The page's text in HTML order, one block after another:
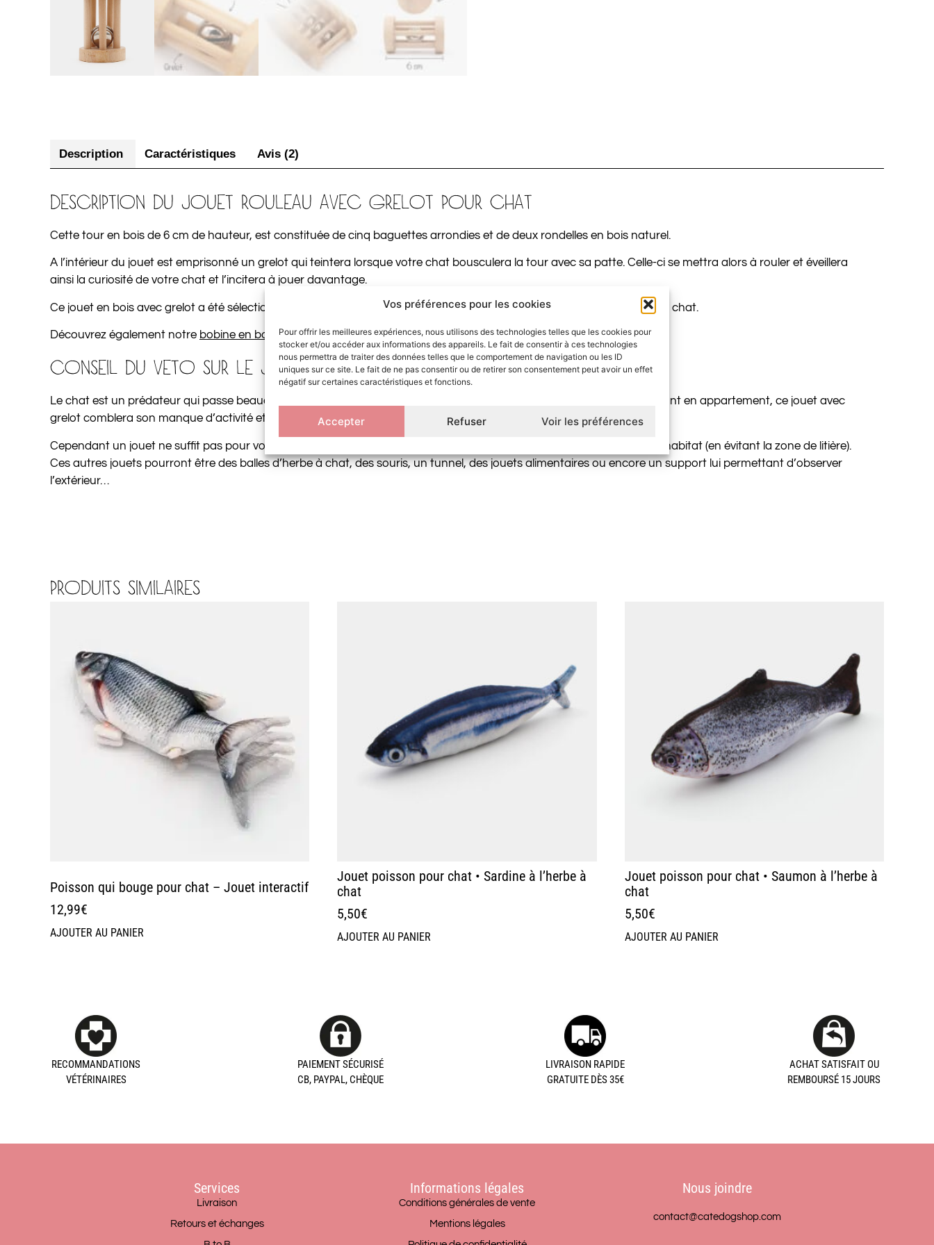
Vos préférences pour les cookies
Pour offrir les meilleures expériences, nous utilisons des technologies telles que les cookies pour
stocker et/ou accéder aux informations des appareils. Le fait de consentir à ces technologies
nous permettra de traiter des données telles que le comportement de navigation ou les ID
uniques sur ce site. Le fait de ne pas consentir ou de retirer son consentement peut avoir un effet
négatif sur certaines caractéristiques et fonctions.
Accepter Refuser Voir les préférences
Description Caractéristiques Avis (2)
DESCRIPTION DU JOUET ROULEAU AVEC GRELOT POUR CHAT
Cette tour en bois de 6 cm de hauteur, est constituée de cinq baguettes arrondies et de deux rondelles en bois naturel.
A l’intérieur du jouet est emprisonné un grelot qui teintera lorsque votre chat bousculera la tour avec sa patte. Celle-ci se mettra alors à rouler et éveillera
ainsi la curiosité de votre chat et l’incitera à jouer davantage.
Ce jouet en bois avec grelot a été sélectionné par des vétérinaires car ses bénéfices participeront au bien-être de votre chat.
Découvrez également notre bobine en bois agrémentée d’une clochette et de bandelettes.
CONSEIL DU VETO SUR LE JOUET ROULEAU AVEC GRELOT POUR CHAT
Le chat est un prédateur qui passe beaucoup de temps à chasser quand il a l’opportunité de sortir. Pour les chats vivant en appartement, ce jouet avec
grelot comblera son manque d’activité et assouvira ses besoins comportementaux.
Cependant un jouet ne suffit pas pour votre chat. Il est recommandé de disperser divers jouets un peu partout dans l’habitat (en évitant la zone de litière).
Ces autres jouets pourront être des balles d’herbe à chat, des souris, un tunnel, des jouets alimentaires ou encore un support lui permettant d’observer
l’extérieur…
PRODUITS SIMILAIRES
Poisson qui bouge pour chat – Jouet interactif
12,99€
AJOUTER AU PANIER
Jouet poisson pour chat • Sardine à l’herbe à
chat
5,50€
AJOUTER AU PANIER
Jouet poisson pour chat • Saumon à l’herbe à
chat
5,50€
AJOUTER AU PANIER
RECOMMANDATIONS
VÉTÉRINAIRES
PAIEMENT SÉCURISÉ
CB, PAYPAL, CHÈQUE
LIVRAISON RAPIDE
GRATUITE DÈS 35€
ACHAT SATISFAIT OU
REMBOURSÉ 15 JOURS
Services
Livraison
Retours et échanges
Informations légales
Conditions générales de vente
Mentions légales
Nous joindre
contact@catedogshop.com